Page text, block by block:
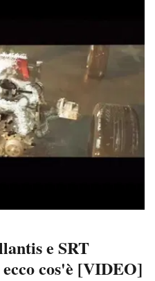
e SRT
cos'è [VIDEO]